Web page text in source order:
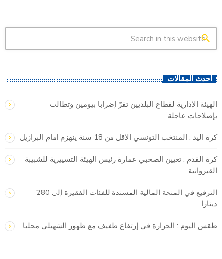
search
أحدث المقالات
الهيئة الإدارية لقطاع البلديين تقرّ إضرابا بيومين وتطالب
بإصلاحات عاجلة
كرة اليد : المنتخب التونسي الاقل من 18 سنة ينهزم امام البرازيل
كرة القدم : تعيين الصحبي عمارة رئيس الهيئة التسييرية للشبيبة
القيروانية
الترفيع في المنحة المالية المسندة للفئات الفقيرة إلى 280
دينارا
طقس اليوم : الحرارة في إرتفاع طفيف مع ظهور الشهيلي محليا